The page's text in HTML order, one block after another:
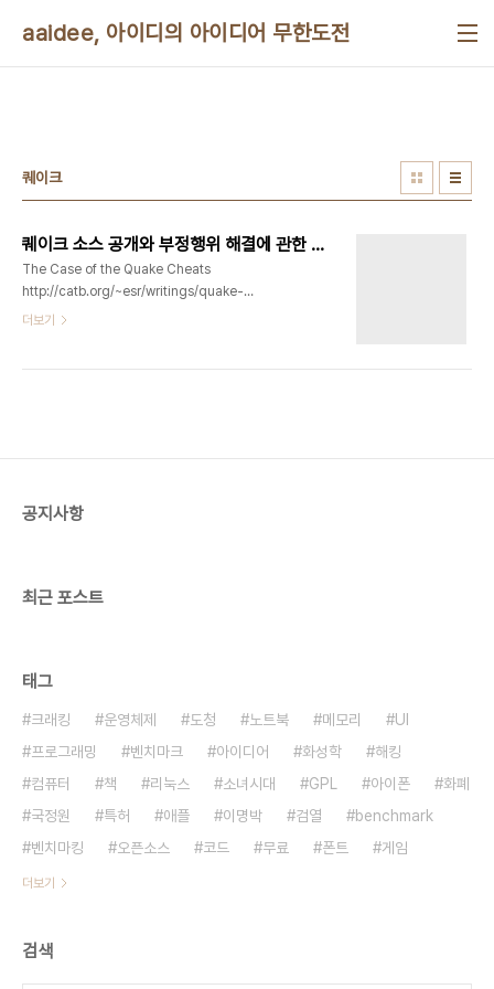
aaidee, 아이디의 아이디어 무한도전
퀘이크
퀘이크 소스 공개와 부정행위 해결에 관한 에릭 레이몬드의 글
The Case of the Quake Cheats
http://catb.org/~esr/writings/quake-
cheats.html 존 카멕이 퀘이크1 소스를 GPL로 공
but robustly secure by design이라고 합니다.
더보기
공지사항
최근 포스트
태그
크래킹 운영체제 도청 노트북 메모리
UI
프로그래밍
벤치마크 아이디어 화성학
해킹
컴퓨터
책 리눅스 소녀시대 GPL 아이폰
화폐
국정원
특허 애플 이명박 검열
benchmark
벤치마킹
오픈소스 코드 무료 폰트 게임
더보기
검색